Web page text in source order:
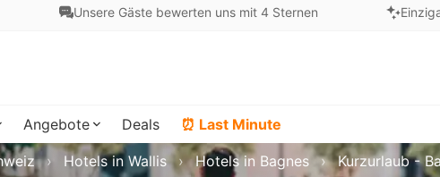
Unsere Gäste bewerten uns mit 4 Sternen
Angebote Deals ⏰ Last Minute
Hotels in Wallis Hotels in Bagnes Kurzurlaub -